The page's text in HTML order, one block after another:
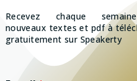
Recevez chaque
nouveaux textes et pdf à
gratuitement sur Speakerty